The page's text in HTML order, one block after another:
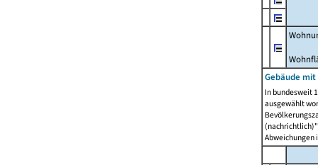
Gebäude
In bundesweit
ausgewählt
Abweichungen